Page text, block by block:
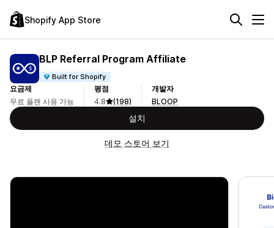
Shopify App Store
BLP Referral Program Affiliate
Built for Shopify
요금제
무료 플랜 사용 가능
평점
4.8
(198)
개발자
BLOOP
설치
데모 스토어 보기